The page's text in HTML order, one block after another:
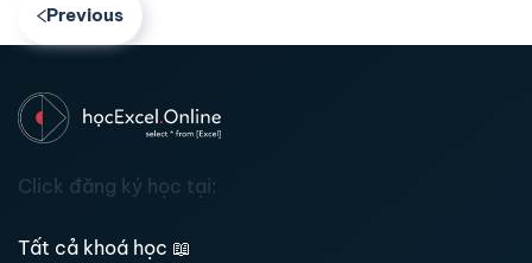
Previous
Click đăng ký học tại:
Tất cả khoá học 📖